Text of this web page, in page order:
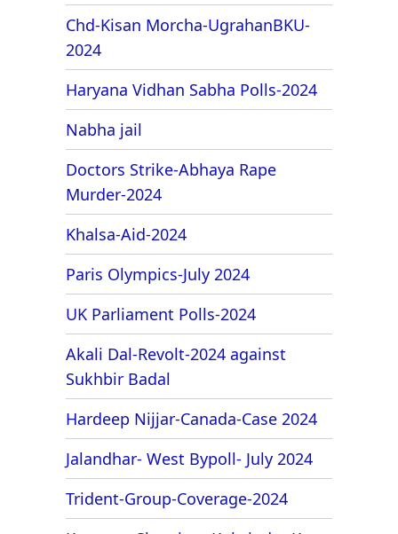
Chd-Kisan Morcha-UgrahanBKU-
2024
Haryana Vidhan Sabha Polls-2024
Nabha jail
Doctors Strike-Abhaya Rape
Murder-2024
Khalsa-Aid-2024
Paris Olympics-July 2024
UK Parliament Polls-2024
Akali Dal-Revolt-2024 against
Sukhbir Badal
Hardeep Nijjar-Canada-Case 2024
Jalandhar- West Bypoll- July 2024
Trident-Group-Coverage-2024